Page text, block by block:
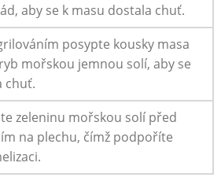
aby se k masu dostala chuť.
posypte kousky masa
mořskou jemnou solí, aby se
chuť.
zeleninu mořskou solí před
na plechu, čímž podpoříte